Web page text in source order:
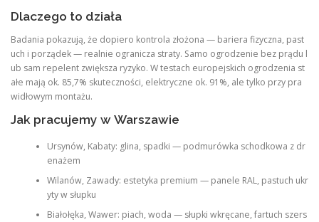
Dlaczego to działa
Badania pokazują, że dopiero kontrola złożona — bariera fizyczna, past
uch i porządek — realnie ogranicza straty. Samo ogrodzenie bez prądu l
ub sam repelent zwiększa ryzyko. W testach europejskich ogrodzenia st
ałe mają ok. 85,7% skuteczności, elektryczne ok. 91%, ale tylko przy pra
widłowym montażu.
Jak pracujemy w Warszawie
Ursynów, Kabaty: glina, spadki — podmurówka schodkowa z dr
enażem
Wilanów, Zawady: estetyka premium — panele RAL, pastuch ukr
yty w słupku
Białołęka, Wawer: piach, woda — słupki wkręcane, fartuch szers